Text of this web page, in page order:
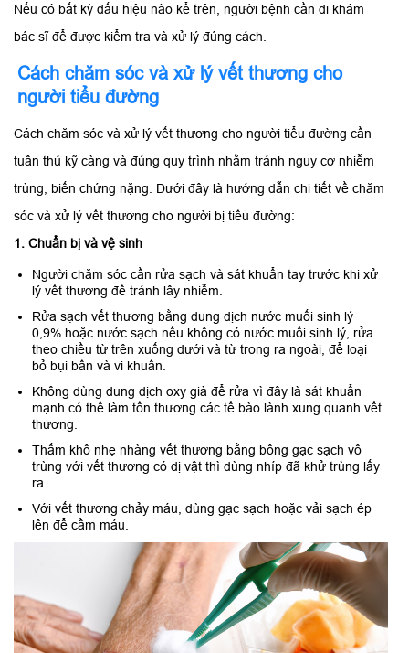
Nếu có bất kỳ dấu hiệu nào kể trên, người bệnh cần đi khám
bác sĩ để được kiểm tra và xử lý đúng cách.
Cách chăm sóc và xử lý vết thương cho
người tiểu đường
Cách chăm sóc và xử lý vết thương cho người tiểu đường cần
tuân thủ kỹ càng và đúng quy trình nhằm tránh nguy cơ nhiễm
trùng, biến chứng nặng. Dưới đây là hướng dẫn chi tiết về chăm
sóc và xử lý vết thương cho người bị tiểu đường:
1. Chuẩn bị và vệ sinh
Người chăm sóc cần rửa sạch và sát khuẩn tay trước khi xử
lý vết thương để tránh lây nhiễm.
Rửa sạch vết thương bằng dung dịch nước muối sinh lý
0,9% hoặc nước sạch nếu không có nước muối sinh lý, rửa
theo chiều từ trên xuống dưới và từ trong ra ngoài, để loại
bỏ bụi bẩn và vi khuẩn.
Không dùng dung dịch oxy già để rửa vì đây là sát khuẩn
mạnh có thể làm tổn thương các tế bào lành xung quanh vết
thương.
Thấm khô nhẹ nhàng vết thương bằng bông gạc sạch vô
trùng với vết thương có dị vật thì dùng nhíp đã khử trùng lấy
ra.
Với vết thương chảy máu, dùng gạc sạch hoặc vải sạch ép
lên để cầm máu.